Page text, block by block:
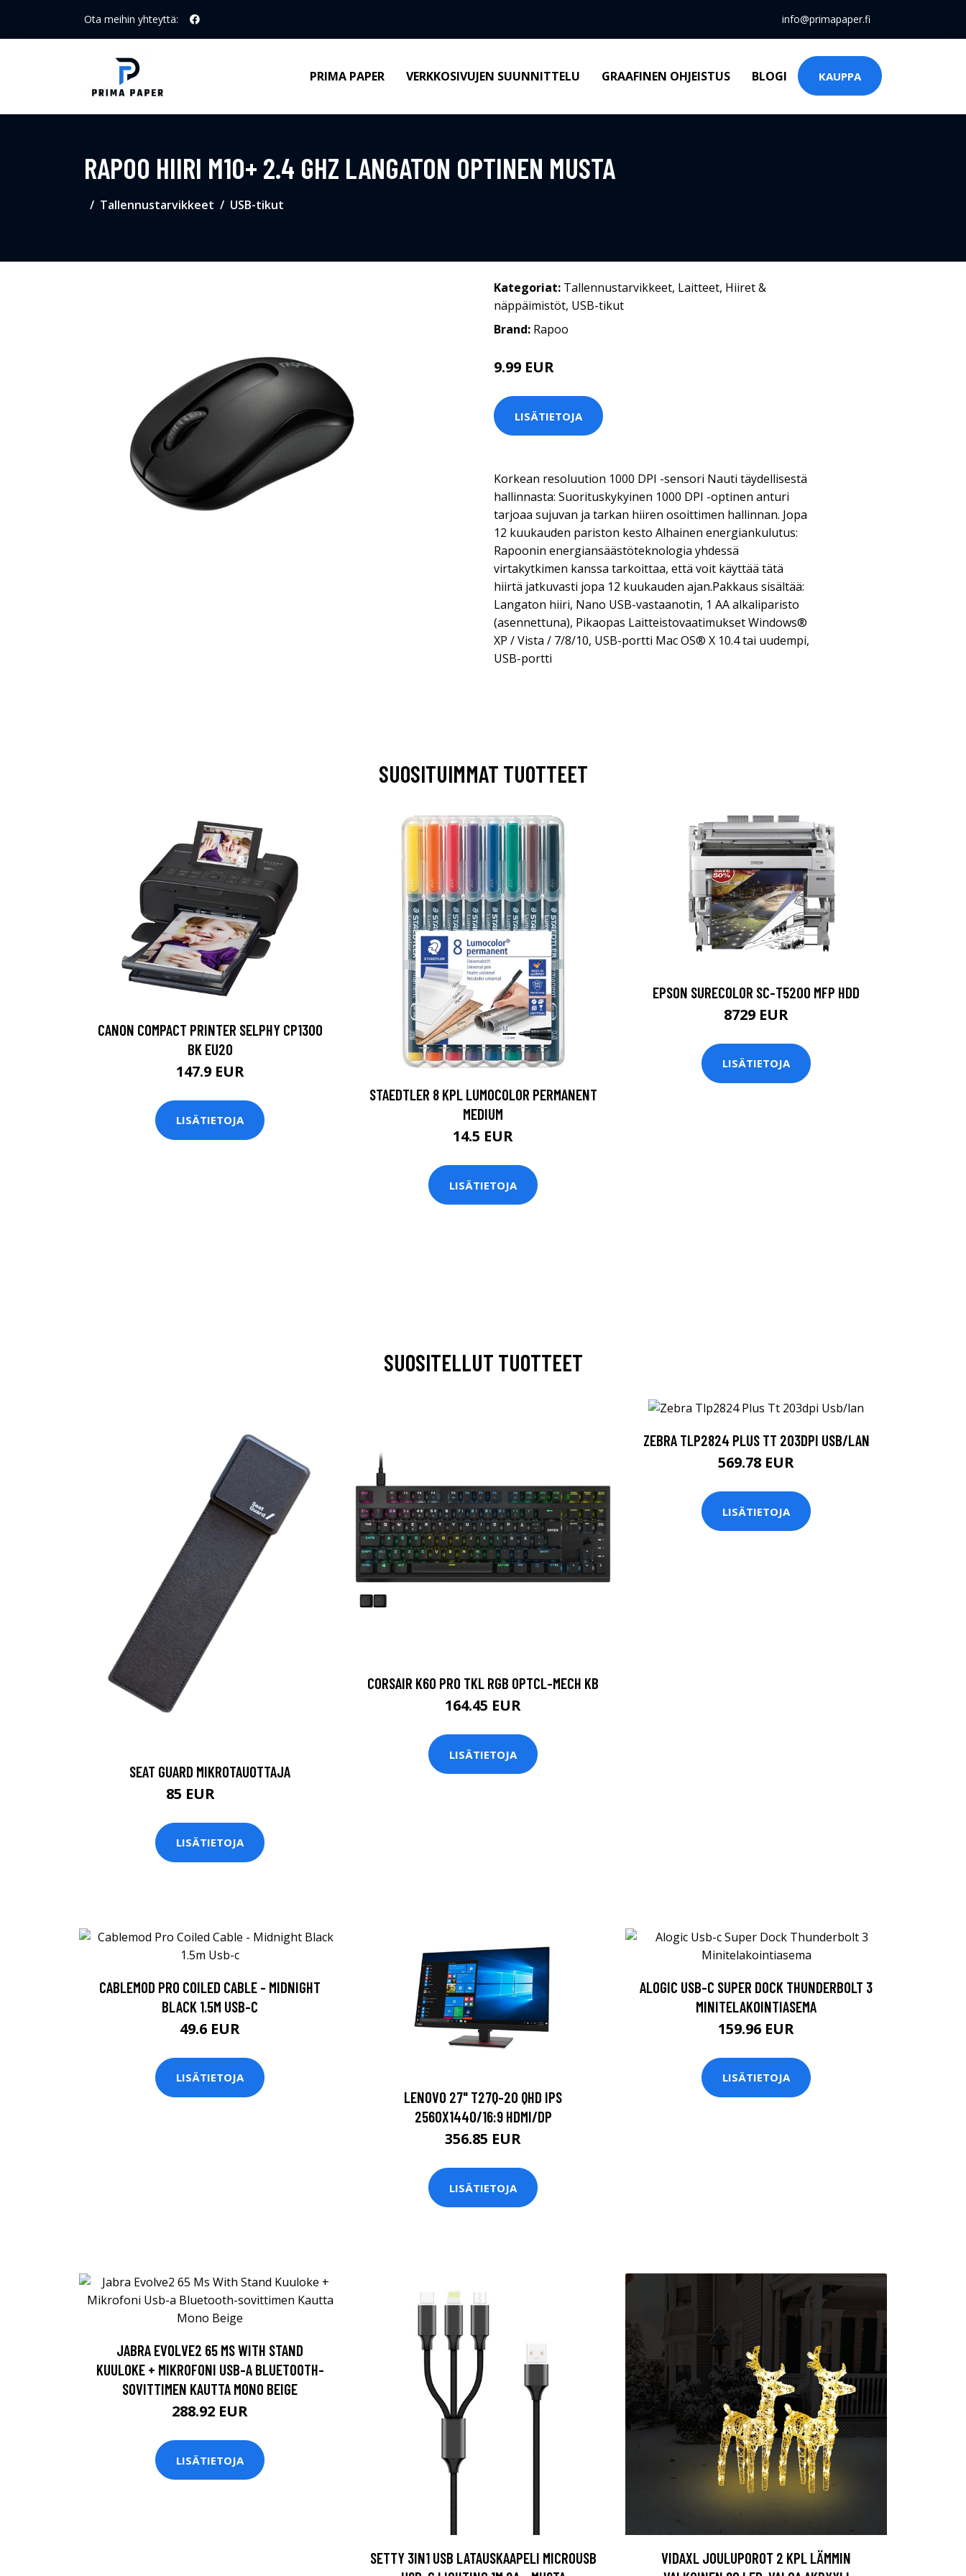
Ota meihin yhteyttä: info@primapaper.fi
PRIMA PAPER VERKKOSIVUJEN SUUNNITTELU GRAAFINEN OHJEISTUS BLOGI KAUPPA
RAPOO HIIRI M10+ 2.4 GHZ LANGATON OPTINEN MUSTA
Tallennustarvikkeet USB-tikut
Kategoriat: Tallennustarvikkeet, Laitteet, Hiiret &
näppäimistöt, USB-tikut
Brand: Rapoo
9.99 EUR
LISÄTIETOJA
Korkean resoluution 1000 DPI -sensori Nauti täydellisestä
hallinnasta: Suorituskykyinen 1000 DPI -optinen anturi
tarjoaa sujuvan ja tarkan hiiren osoittimen hallinnan. Jopa
12 kuukauden pariston kesto Alhainen energiankulutus:
Rapoonin energiansäästöteknologia yhdessä
virtakytkimen kanssa tarkoittaa, että voit käyttää tätä
hiirtä jatkuvasti jopa 12 kuukauden ajan.Pakkaus sisältää:
Langaton hiiri, Nano USB-vastaanotin, 1 AA alkaliparisto
(asennettuna), Pikaopas Laitteistovaatimukset Windows®
XP / Vista / 7/8/10, USB-portti Mac OS® X 10.4 tai uudempi,
USB-portti
SUOSITUIMMAT TUOTTEET
CANON COMPACT PRINTER SELPHY CP1300
BK EU20
147.9 EUR
LISÄTIETOJA
STAEDTLER 8 KPL LUMOCOLOR PERMANENT
MEDIUM
14.5 EUR
LISÄTIETOJA
EPSON SURECOLOR SC-T5200 MFP HDD
8729 EUR
LISÄTIETOJA
SUOSITELLUT TUOTTEET
SEAT GUARD MIKROTAUOTTAJA
85 EUR
LISÄTIETOJA
CORSAIR K60 PRO TKL RGB OPTCL-MECH KB
164.45 EUR
LISÄTIETOJA
ZEBRA TLP2824 PLUS TT 203DPI USB/LAN
569.78 EUR
LISÄTIETOJA
CABLEMOD PRO COILED CABLE - MIDNIGHT
BLACK 1.5M USB-C
49.6 EUR
LISÄTIETOJA
LENOVO 27" T27Q-20 QHD IPS
2560X1440/16:9 HDMI/DP
356.85 EUR
LISÄTIETOJA
ALOGIC USB-C SUPER DOCK THUNDERBOLT 3
MINITELAKOINTIASEMA
159.96 EUR
LISÄTIETOJA
JABRA EVOLVE2 65 MS WITH STAND
KUULOKE + MIKROFONI USB-A BLUETOOTH-
SOVITTIMEN KAUTTA MONO BEIGE
288.92 EUR
LISÄTIETOJA
SETTY 3IN1 USB LATAUSKAAPELI MICROUSB
VIDAXL JOULUPOROT 2 KPL LÄMMIN